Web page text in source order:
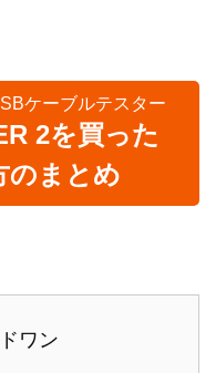
ケーブルテスター
2を買った
のまとめ
ワン